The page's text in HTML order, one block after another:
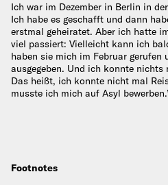
Ich war im Dezember in Berlin in
Ich habe es geschafft und dann
erstmal geheiratet. Aber ich hatte
viel passiert: Vielleicht kann ich
haben sie mich im Februar gerufen
ausgegeben. Und ich konnte
Das heißt, ich konnte nicht mal
musste ich mich auf Asyl
Footnotes